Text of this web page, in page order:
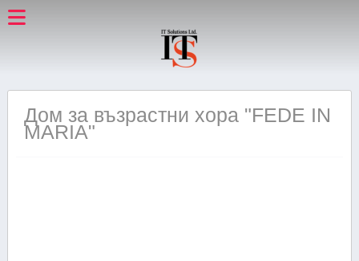
Дом за възрастни хора "FEDE IN
MARIA"